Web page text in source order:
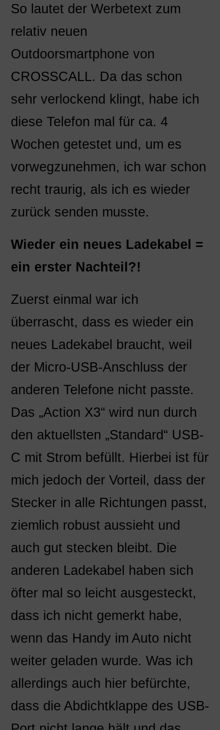
So lautet der Werbetext zum
relativ neuen
Outdoorsmartphone von
CROSSCALL. Da das schon
sehr verlockend klingt, habe ich
diese Telefon mal für ca. 4
Wochen getestet und, um es
vorwegzunehmen, ich war schon
recht traurig, als ich es wieder
zurück senden musste.
Wieder ein neues Ladekabel =
ein erster Nachteil?!
Zuerst einmal war ich
überrascht, dass es wieder ein
neues Ladekabel braucht, weil
der Micro-USB-Anschluss der
anderen Telefone nicht passte.
Das „Action X3“ wird nun durch
den aktuellsten „Standard“ USB-
C mit Strom befüllt. Hierbei ist für
mich jedoch der Vorteil, dass der
Stecker in alle Richtungen passt,
ziemlich robust aussieht und
auch gut stecken bleibt. Die
anderen Ladekabel haben sich
öfter mal so leicht ausgesteckt,
dass ich nicht gemerkt habe,
wenn das Handy im Auto nicht
weiter geladen wurde. Was ich
allerdings auch hier befürchte,
dass die Abdichtklappe des USB-